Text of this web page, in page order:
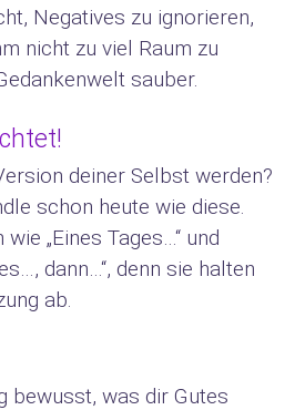
Negatives zu ignorieren,
nicht zu viel Raum zu
sauber.
deiner Selbst werden?
schon heute wie diese.
„Eines Tages…“ und
dann…“, denn sie halten
ab.
bewusst, was dir Gutes